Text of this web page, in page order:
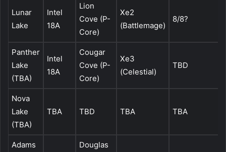
Lunar
Lake
Intel
18A
Lion
Cove (P-
Core)
Xe2
(Battlemage)
8/8?
Panther
Lake
(TBA)
Intel
18A
Cougar
Cove (P-
Core)
Xe3
(Celestial)
TBD
Nova
Lake
(TBA)
TBA TBD TBA TBA
Adams
Douglas